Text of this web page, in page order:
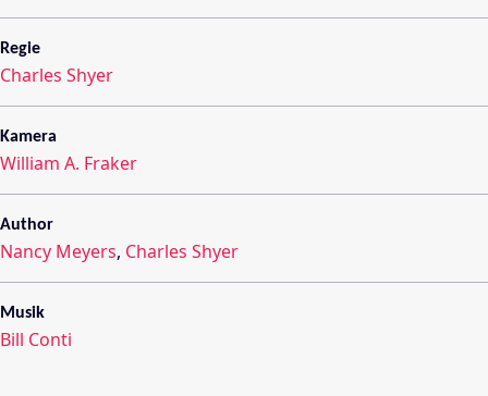
Regie
Charles Shyer
Kamera
William A. Fraker
Author
Nancy Meyers, Charles Shyer
Musik
Bill Conti